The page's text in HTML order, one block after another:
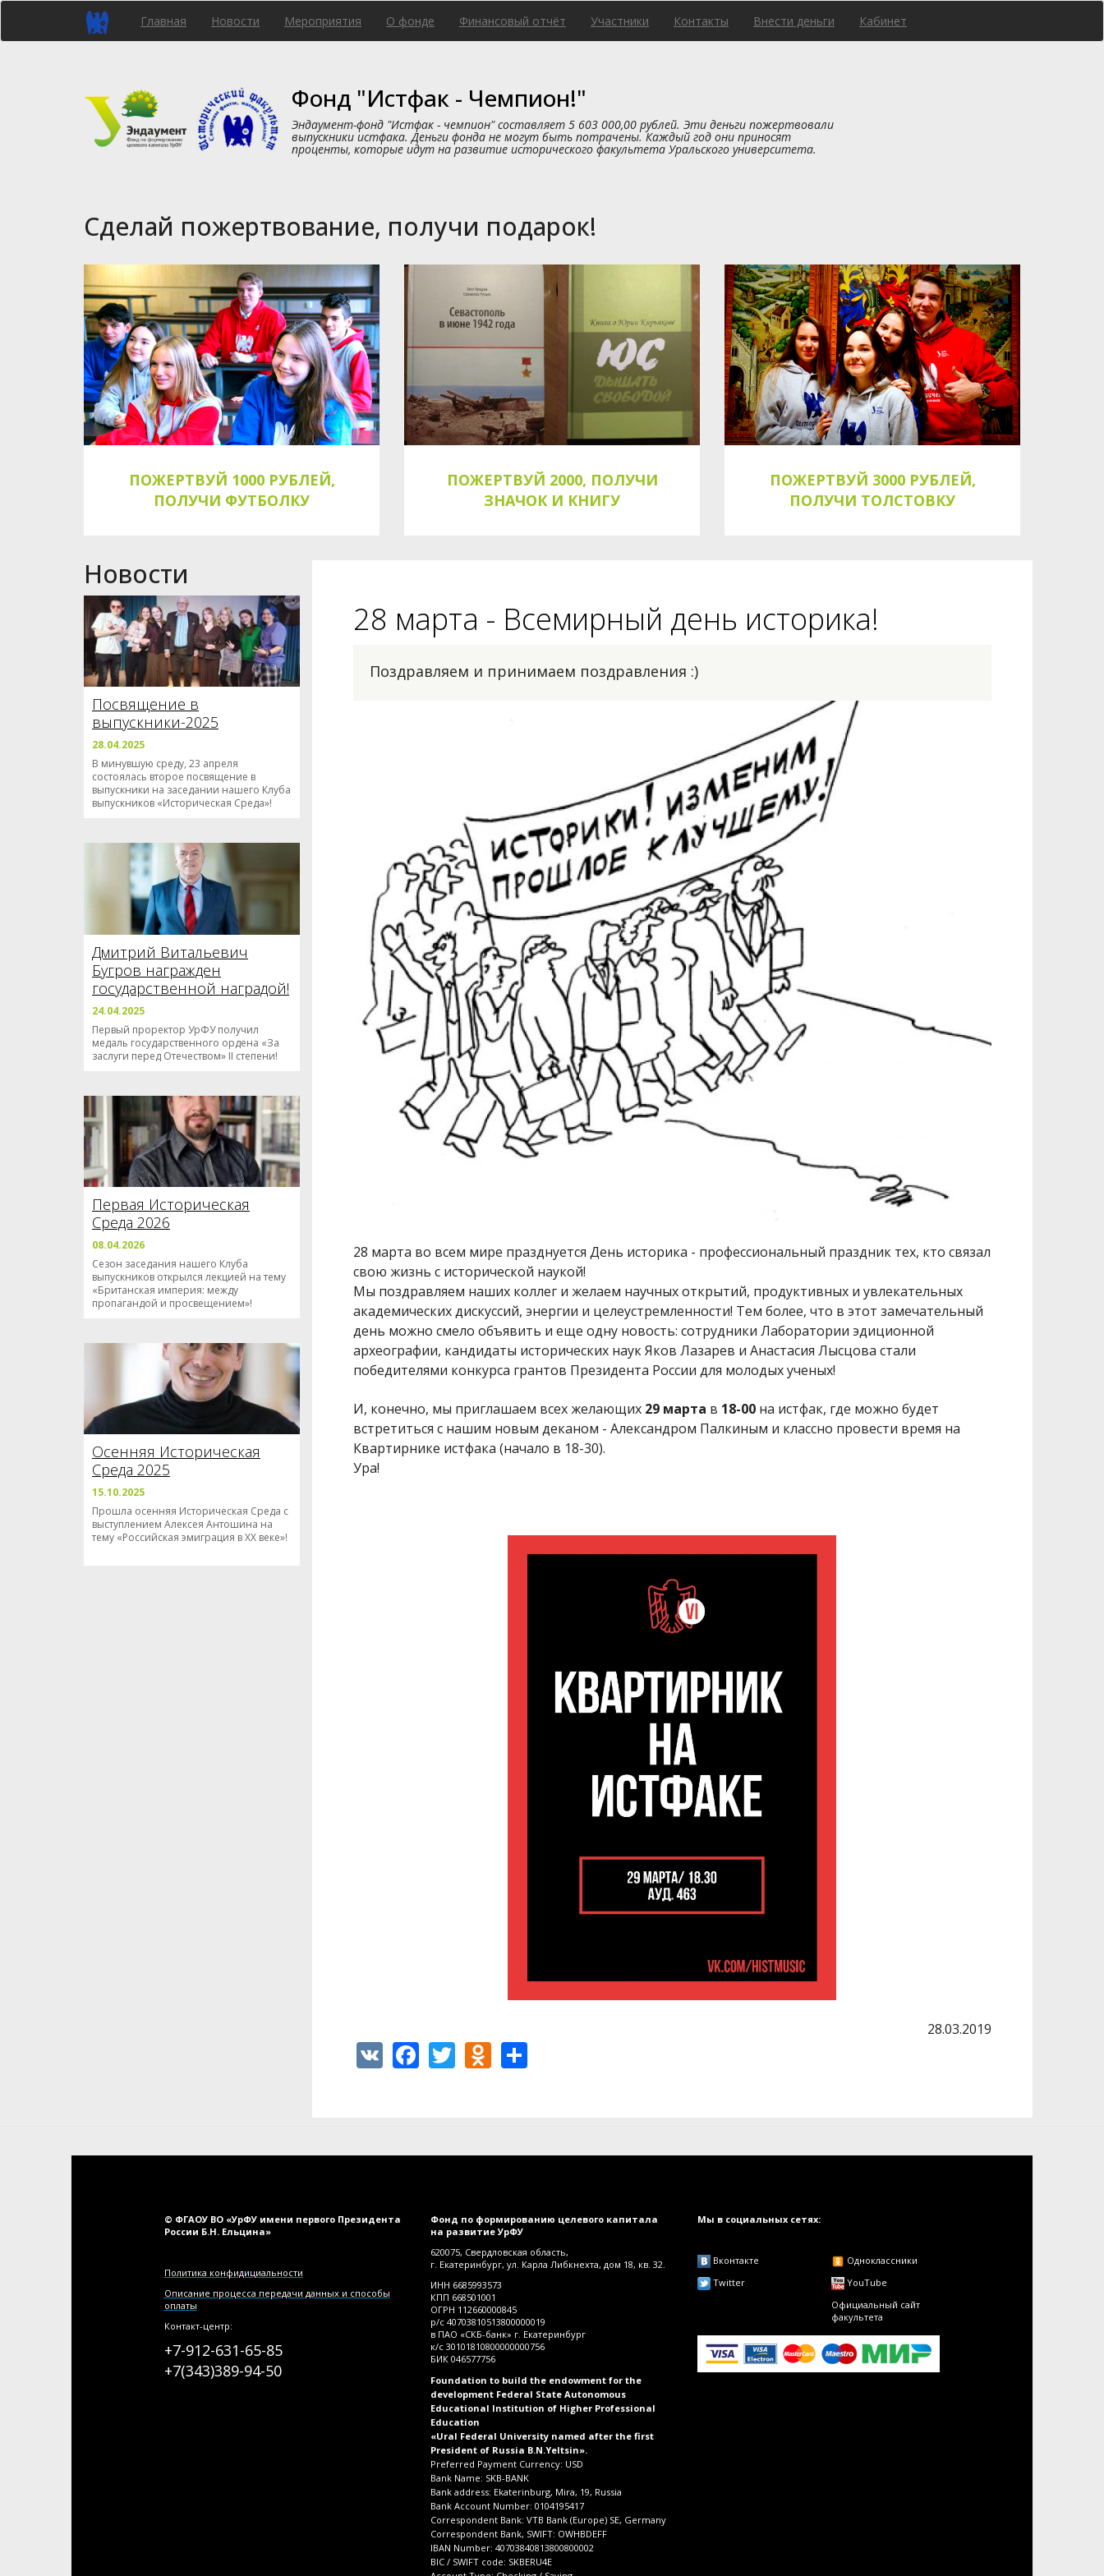
Перейти
основному
Главная Новости Мероприятия О фонде Финансовый отчёт Участники Контакты Внести деньги Кабинет
Фонд "Истфак - Чемпион!"
Эндаумент-фонд "Истфак - чемпион" составляет 5 603 000,00 рублей. Эти деньги пожертвовали
выпускники истфака. Деньги фонда не могут быть потрачены. Каждый год они приносят
проценты, которые идут на развитие исторического факультета Уральского университета.
Сделай пожертвование, получи подарок!
ПОЖЕРТВУЙ 1000 РУБЛЕЙ,
ПОЛУЧИ ФУТБОЛКУ
ПОЖЕРТВУЙ 2000, ПОЛУЧИ
ЗНАЧОК И КНИГУ
ПОЖЕРТВУЙ 3000 РУБЛЕЙ,
ПОЛУЧИ ТОЛСТОВКУ
Новости
Посвящение в
выпускники-2025
28.04.2025
В минувшую среду, 23 апреля
состоялась второе посвящение в
выпускники на заседании нашего Клуба
выпускников «Историческая Среда»!
Дмитрий Витальевич
Бугров награжден
государственной наградой!
24.04.2025
Первый проректор УрФУ получил
медаль государственного ордена «За
заслуги перед Отечеством» II степени!
Первая Историческая
Среда 2026
08.04.2026
Сезон заседания нашего Клуба
выпускников открылся лекцией на тему
«Британская империя: между
пропагандой и просвещением»!
Осенняя Историческая
Среда 2025
15.10.2025
Прошла осенняя Историческая Среда с
выступлением Алексея Антошина на
тему «Российская эмиграция в XX веке»!
28 марта - Всемирный день историка!
Поздравляем и принимаем поздравления :)
28 марта во всем мире празднуется День историка - профессиональный праздник тех, кто связал
свою жизнь с исторической наукой!
Мы поздравляем наших коллег и желаем научных открытий, продуктивных и увлекательных
академических дискуссий, энергии и целеустремленности! Тем более, что в этот замечательный
день можно смело объявить и еще одну новость: сотрудники Лаборатории эдиционной
археографии, кандидаты исторических наук Яков Лазарев и Анастасия Лысцова стали
победителями конкурса грантов Президента России для молодых ученых!
И, конечно, мы приглашаем всех желающих 29 марта в 18-00 на истфак, где можно будет
встретиться с нашим новым деканом - Александром Палкиным и классно провести время на
Квартирнике истфака (начало в 18-30).
Ура!
28.03.2019
VKFacebook
TwitterOdnoklassniki
Share
© ФГАОУ ВО «УрФУ имени первого Президента
России Б.Н. Ельцина»
Политика конфидициальности
Описание процесса передачи данных и способы
оплаты
Контакт-центр:
+7-912-631-65-85
+7(343)389-94-50
Фонд по формированию целевого капитала
на развитие УрФУ
620075, Свердловская область,
г. Екатеринбург, ул. Карла Либкнехта, дом 18, кв. 32.
ИНН 6685993573
КПП 668501001
ОГРН 112660000845
р/с 40703810513800000019
в ПАО «СКБ-банк» г. Екатеринбург
к/с 30101810800000000756
БИК 046577756
Foundation to build the endowment for the
development Federal State Autonomous
Educational Institution of Higher Professional
Education
«Ural Federal University named after the first
President of Russia B.N.Yeltsin».
Preferred Payment Currency: USD
Bank Name: SKB-BANK
Bank address: Ekaterinburg, Mira, 19, Russia
Bank Account Number: 0104195417
Correspondent Bank: VTB Bank (Europe) SE, Germany
Correspondent Bank, SWIFT: OWHBDEFF
IBAN Number: 40703840813800800002
BIC / SWIFT code: SKBERU4E
Мы в социальных сетях:
Вконтакте
Twitter
Одноклассники
YouTube
Официальный сайт
факультета